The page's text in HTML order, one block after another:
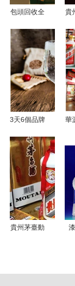
包頭回收全
茅臺酒價格
及北京舊貨
回收與白酒
零售行情一
覽
貴
承
3天6個品牌
國慶中秋名
酒齊步漲，
白酒零售或
迎新高峰
華
貴州茅臺動